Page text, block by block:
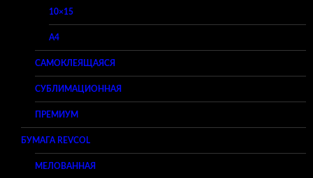
10×15
A4
САМОКЛЕЯЩАЯСЯ
СУБЛИМАЦИОННАЯ
ПРЕМИУМ
БУМАГА REVCOL
МЕЛОВАННАЯ